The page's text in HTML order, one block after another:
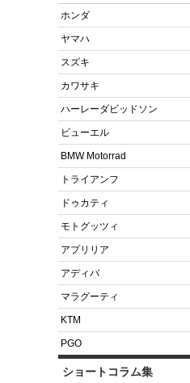
ホンダ
ヤマハ
スズキ
カワサキ
ハーレーダビッドソン
ビューエル
BMW Motorrad
トライアンフ
ドゥカティ
モトグッツィ
アプリリア
アディバ
マラグーティ
KTM
PGO
ショートコラム集